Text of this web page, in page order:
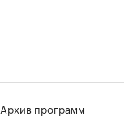
Архив программ